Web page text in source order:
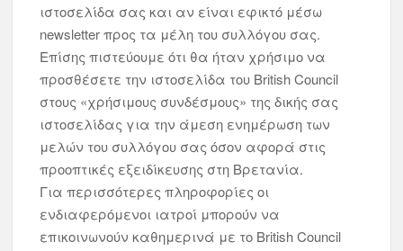
ιστοσελίδα σας και αν είναι εφικτό μέσω
newsletter προς τα μέλη του συλλόγου σας.
Επίσης πιστεύουμε ότι θα ήταν χρήσιμο να
προσθέσετε την ιστοσελίδα του British Council
στους «χρήσιμους συνδέσμους» της δικής σας
ιστοσελίδας για την άμεση ενημέρωση των
μελών του συλλόγου σας όσον αφορά στις
προοπτικές εξειδίκευσης στη Βρετανία.
Για περισσότερες πληροφορίες οι
ενδιαφερόμενοι ιατροί μπορούν να
επικοινωνούν καθημερινά με το British Council